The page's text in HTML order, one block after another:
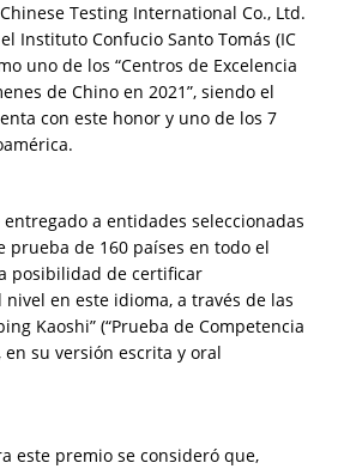
Testing International Co., Ltd.
Instituto Confucio Santo Tomás (IC
uno de los “Centros de Excelencia
de Chino en 2021”, siendo el
con este honor y uno de los 7
a entidades seleccionadas
prueba de 160 países en todo el
posibilidad de certificar
en este idioma, a través de las
Kaoshi” (“Prueba de Competencia
en su versión escrita y oral
este premio se consideró que,